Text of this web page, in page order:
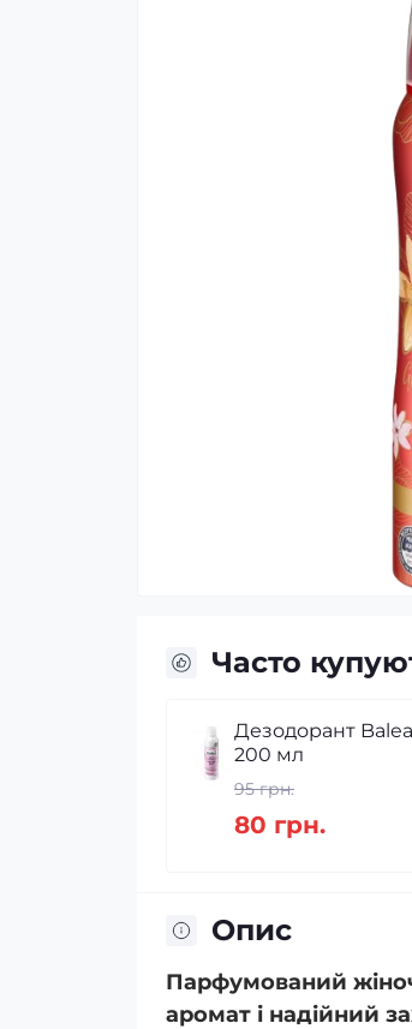
Часто
Дезодорант
200 мл
95 грн.
80 грн.
Опис
Парфумований
аромат і надійний